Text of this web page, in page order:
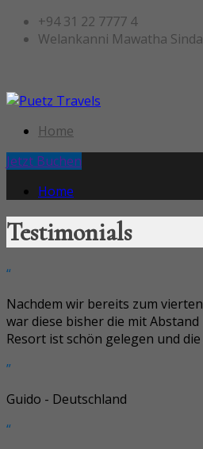
+94 31 22 7777 4
Welankanni Mawatha
Home
Jetzt Buchen
Home
Testimonials
“
Nachdem wir bereits zum
war diese bisher die mit
Resort ist schön gelegen und
”
Guido - Deutschland
“